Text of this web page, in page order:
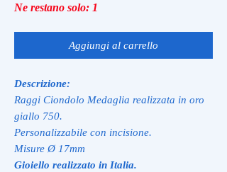
Ne restano solo: 1
Aggiungi al carrello
Descrizione:
Raggi Ciondolo Medaglia realizzata in oro
giallo 750.
Personalizzabile con incisione.
Misure Ø 17mm
Gioiello realizzato in Italia.